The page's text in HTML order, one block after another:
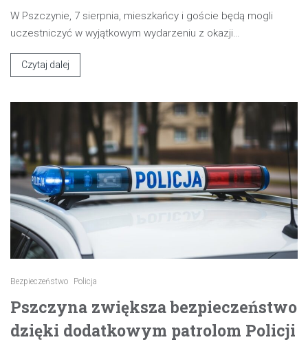
W Pszczynie, 7 sierpnia, mieszkańcy i goście będą mogli
uczestniczyć w wyjątkowym wydarzeniu z okazji…
Czytaj dalej
Bezpieczeństwo Policja
Pszczyna zwiększa bezpieczeństwo
dzięki dodatkowym patrolom Policji